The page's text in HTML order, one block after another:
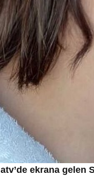
atv’de ekrana gelen